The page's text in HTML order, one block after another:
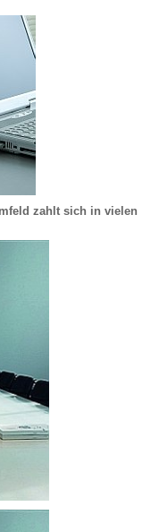
zahlt sich in vielen